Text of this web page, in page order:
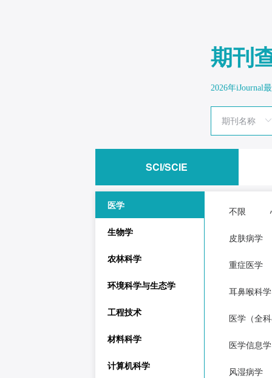
期刊
2026年iJournal
SCI/SCIE
医学
生物学
农林科学
环境科学与生态学
工程技术
材料科学
计算机科学
不限
皮肤病学
重症医学
耳鼻喉科学
医学（全
医学信息学
风湿病学